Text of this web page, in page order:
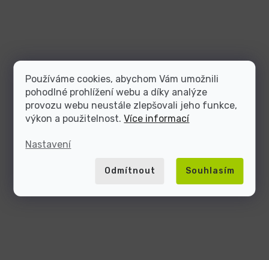
Používáme cookies, abychom Vám umožnili
pohodlné prohlížení webu a díky analýze
provozu webu neustále zlepšovali jeho funkce,
výkon a použitelnost.Více informací
Nastavení
Odmítnout Souhlasím